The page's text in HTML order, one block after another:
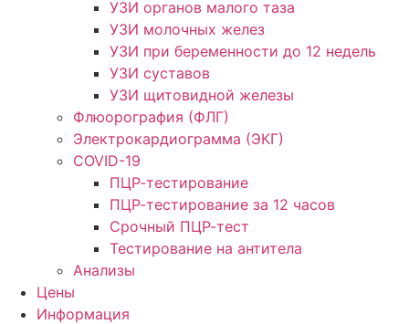
УЗИ органов малого таза
УЗИ молочных желез
УЗИ при беременности до 12 недель
УЗИ суставов
УЗИ щитовидной железы
Флюорография (ФЛГ)
Электрокардиограмма (ЭКГ)
COVID-19
ПЦР-тестирование
ПЦР-тестирование за 12 часов
Срочный ПЦР-тест
Тестирование на антитела
Анализы
Цены
Информация